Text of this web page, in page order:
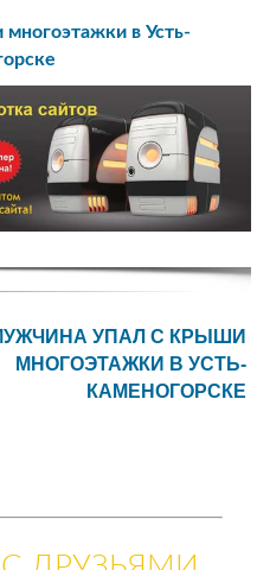
в Усть-
УПАЛ С КРЫШИ
МНОГОЭТАЖКИ В УСТЬ-
КАМЕНОГОРСКЕ